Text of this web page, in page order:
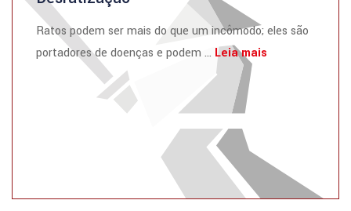
Ratos podem ser mais do que um incômodo; eles são
portadores de doenças e podem ... Leia mais